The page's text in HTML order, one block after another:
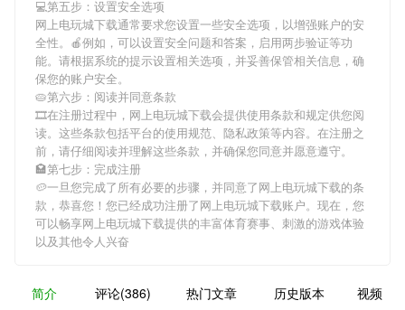
💻第五步：设置安全选项
网上电玩城下载通常要求您设置一些安全选项，以增强账户的安
全性。🍎例如，可以设置安全问题和答案，启用两步验证等功
能。请根据系统的提示设置相关选项，并妥善保管相关信息，确
保您的账户安全。
🥧第六步：阅读并同意条款
🎞在注册过程中， 网上电玩城下载会提供使用条款和规定供您阅
读。这些条款包括平台的使用规范、隐私政策等内容。在注册之
前，请仔细阅读并理解这些条款，并确保您同意并愿意遵守。
🏩第七步：完成注册
🥔一旦您完成了所有必要的步骤，并同意了网上电玩城下载的条
款，恭喜您！您已经成功注册了网上电玩城下载账户。现在，您
可以畅享网上电玩城下载提供的丰富体育赛事、刺激的游戏体验
以及其他令人兴奋
简介 评论(386) 热门文章 历史版本 视频